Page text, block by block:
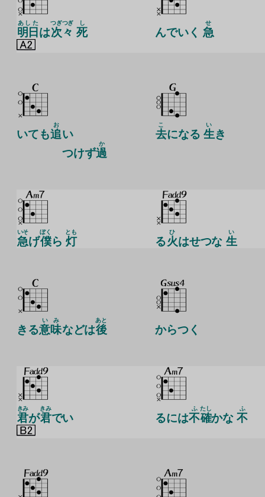
明日
あした
は次
つぎ
々
つぎ
死
し
んでいく 急
せ
いても追
お
い
つけず過
か
去
こ
になる 生
い
き
急
いそ
げ僕
ぼく
ら 灯
とも
る火
ひ
はせつな 生
い
きる意
い
味
み
などは後
あと
からつく
君
きみ
が君
きみ
でい るには不
ふ
確
たし
かな 不
ふ